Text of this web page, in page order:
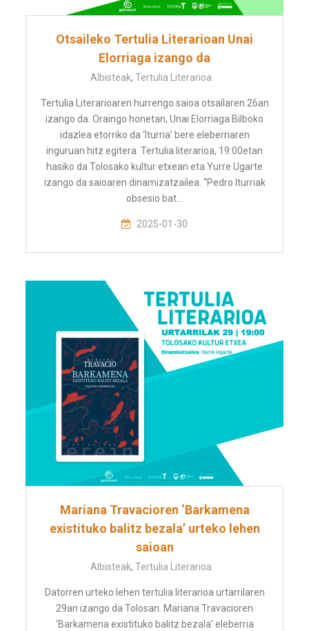
Otsaileko Tertulia Literarioan Unai
Elorriaga izango da
Albisteak, Tertulia Literarioa
Tertulia Literarioaren hurrengo saioa otsailaren 26an
izango da. Oraingo honetan, Unai Elorriaga Bilboko
idazlea etorriko da ‘Iturria’ bere eleberriaren
inguruan hitz egitera. Tertulia literarioa, 19:00etan
hasiko da Tolosako kultur etxean eta Yurre Ugarte
izango da saioaren dinamizatzailea. “Pedro Iturriak
obsesio bat…
2025-01-30
Mariana Travacioren ‘Barkamena
existituko balitz bezala’ urteko lehen
saioan
Albisteak, Tertulia Literarioa
Datorren urteko lehen tertulia literarioa urtarrilaren
29an izango da Tolosan. Mariana Travacioren
‘Barkamena existituko balitz bezala’ eleberria